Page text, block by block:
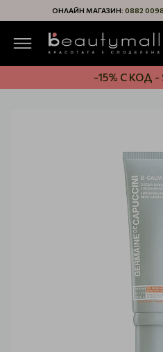
ОНЛАЙН МАГАЗИН: 0882
-15% С КОД -